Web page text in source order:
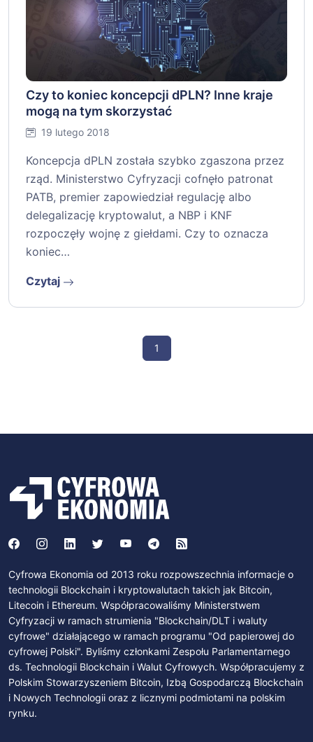
Czy to koniec koncepcji dPLN? Inne kraje
mogą na tym skorzystać
19 lutego 2018
Koncepcja dPLN została szybko zgaszona przez
rząd. Ministerstwo Cyfryzacji cofnęło patronat
PATB, premier zapowiedział regulację albo
delegalizację kryptowalut, a NBP i KNF
rozpoczęły wojnę z giełdami. Czy to oznacza
koniec…
Czytaj
1
Cyfrowa Ekonomia od 2013 roku rozpowszechnia informacje o
technologii Blockchain i kryptowalutach takich jak Bitcoin,
Litecoin i Ethereum. Współpracowaliśmy Ministerstwem
Cyfryzacji w ramach strumienia "Blockchain/DLT i waluty
cyfrowe" działającego w ramach programu "Od papierowej do
cyfrowej Polski". Byliśmy członkami Zespołu Parlamentarnego
ds. Technologii Blockchain i Walut Cyfrowych. Współpracujemy z
Polskim Stowarzyszeniem Bitcoin, Izbą Gospodarczą Blockchain
i Nowych Technologii oraz z licznymi podmiotami na polskim
rynku.